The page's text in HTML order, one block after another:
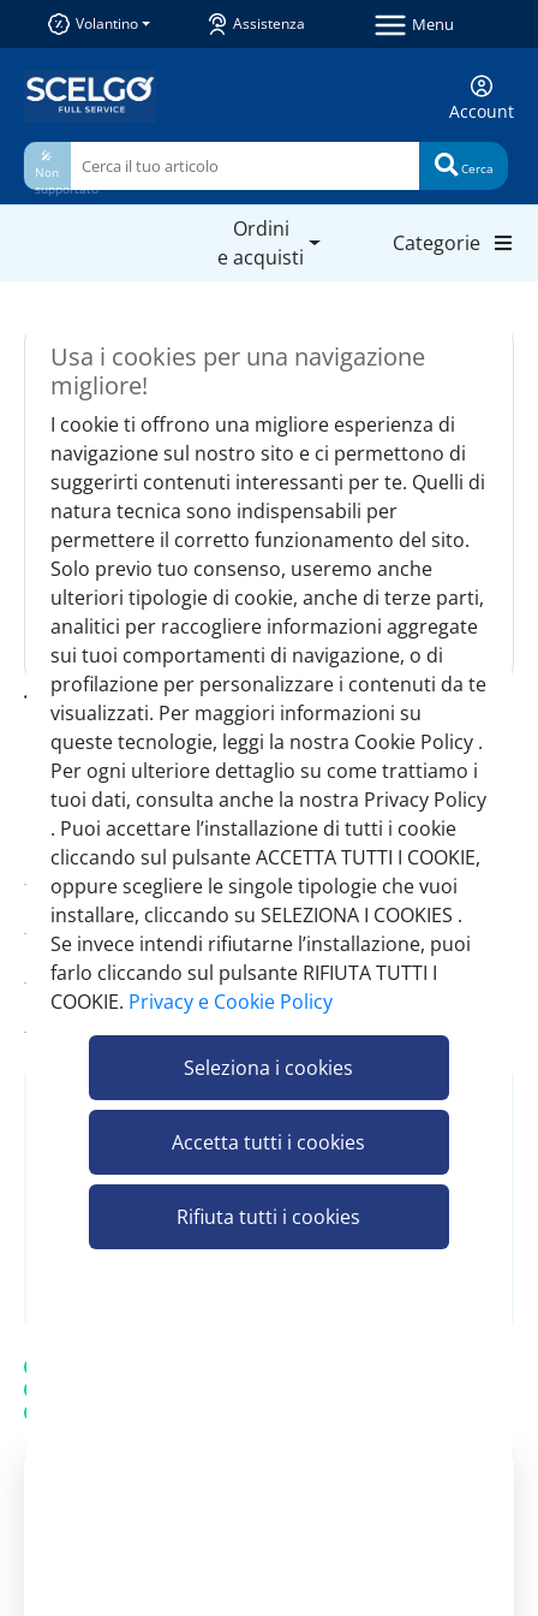
Usa i cookies per una navigazione
migliore!
I cookie ti offrono una migliore esperienza di
navigazione sul nostro sito e ci permettono di
suggerirti contenuti interessanti per te. Quelli di
natura tecnica sono indispensabili per
permettere il corretto funzionamento del sito.
Solo previo tuo consenso, useremo anche
ulteriori tipologie di cookie, anche di terze parti,
analitici per raccogliere informazioni aggregate
sui tuoi comportamenti di navigazione, o di
profilazione per personalizzare i contenuti da te
visualizzati. Per maggiori informazioni su
queste tecnologie, leggi la nostra Cookie Policy .
Per ogni ulteriore dettaglio su come trattiamo i
tuoi dati, consulta anche la nostra Privacy Policy
. Puoi accettare l’installazione di tutti i cookie
cliccando sul pulsante ACCETTA TUTTI I COOKIE,
oppure scegliere le singole tipologie che vuoi
installare, cliccando su SELEZIONA I COOKIES .
Se invece intendi rifiutarne l’installazione, puoi
farlo cliccando sul pulsante RIFIUTA TUTTI I
COOKIE. Privacy e Cookie Policy
Seleziona i cookies
Accetta tutti i cookies
Rifiuta tutti i cookies
Volantino Assistenza Menu
Account
🎤
Non
supportato
Cerca
Ordini
e acquisti
Categorie
farmacotone cotone idrofilo 100 g
SINGOLO
1 Pezzo
CARTONE
12 Pezzi
Codice: 0122100
Brand: Farmacotone
Pezzi per cartone: 12
Scadenza minima: 27/04/2029
AccedioRegistrati
per vedere il prezzo